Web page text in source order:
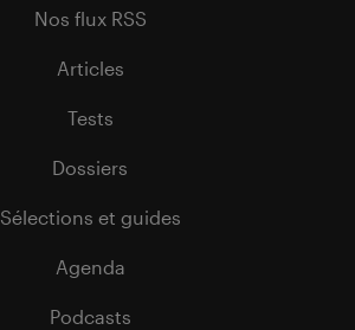
Nos flux RSS
Articles
Tests
Dossiers
Sélections et guides
Agenda
Podcasts